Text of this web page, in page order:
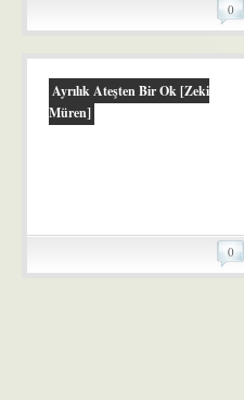
0
Ayrılık Ateşten Bir Ok [Zeki
Müren]
0